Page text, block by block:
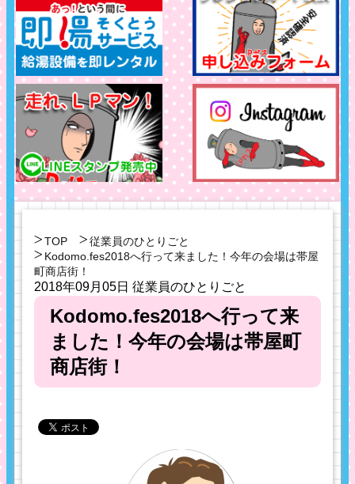
TOP
従業員のひとりごと
Kodomo.fes2018へ行って来ました！今年の会場は帯屋
町商店街！
2018年09月05日 従業員のひとりごと
Kodomo.fes2018へ行って来
ました！今年の会場は帯屋町
商店街！